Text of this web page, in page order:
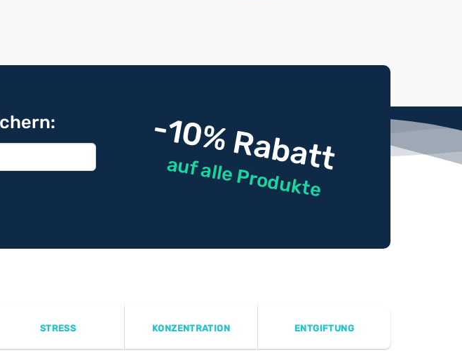
-10% Rabatt
auf alle Produkte
STRESS KONZENTRATION ENTGIFTUNG